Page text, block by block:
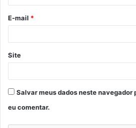
*
E-mail *
Site
Salvar meus dados neste navegador
eu comentar.